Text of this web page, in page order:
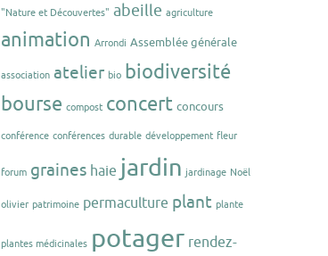
"Nature et Découvertes" abeille agriculture
animation Arrondi Assemblée générale
association atelier bio biodiversité
bourse compost concert concours
conférence conférences durable développement fleur
forum graines haie jardin jardinage Noël
olivier patrimoine permaculture plant plante
plantes médicinales potager rendez-